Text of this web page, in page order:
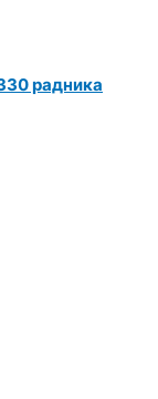
радника